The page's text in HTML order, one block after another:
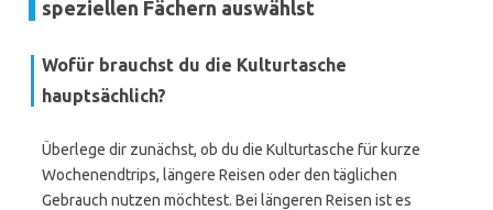
speziellen Fächern auswählst
Wofür brauchst du die Kulturtasche
hauptsächlich?
Überlege dir zunächst, ob du die Kulturtasche für kurze
Wochenendtrips, längere Reisen oder den täglichen
Gebrauch nutzen möchtest. Bei längeren Reisen ist es